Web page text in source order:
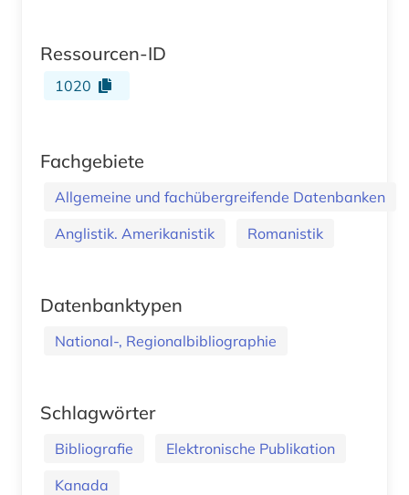
Ressourcen-ID
1020
Fachgebiete
Allgemeine und fachübergreifende Datenbanken
Anglistik. Amerikanistik
Romanistik
Datenbanktypen
National-, Regionalbibliographie
Schlagwörter
Bibliografie
Elektronische Publikation
Kanada